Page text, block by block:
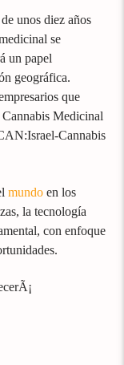
unos diez años
se
un papel
geográfica.
que
Medicinal
Cannabis
mundo en los
la tecnología
con enfoque